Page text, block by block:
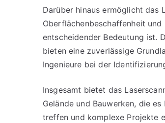
Darüber hinaus ermöglicht das
Oberflächenbeschaffenheit
entscheidender Bedeutung ist.
bieten eine zuverlässige
Ingenieure bei der
Insgesamt bietet das
Gelände und Bauwerken, die
treffen und komplexe Projekte